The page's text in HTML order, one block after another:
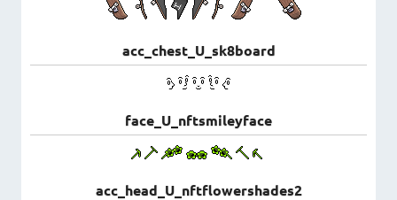
acc_chest_U_sk8board
face_U_nftsmileyface
acc_head_U_nftflowershades2